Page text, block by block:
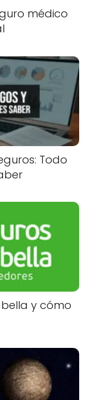
médico
Todo
y cómo